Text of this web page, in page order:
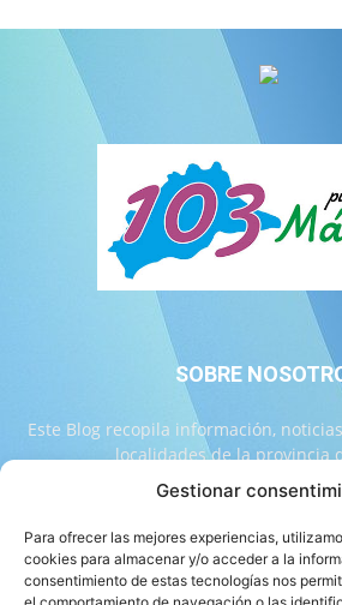
Gestionar
Para ofrecer las mejores experiencias,
cookies para almacenar y/o acceder a la
consentimiento de estas tecnologías nos
SOBRE
Este Blog recopila información,
localidades de la provincia
Contáctanos:
SÍGUENOS